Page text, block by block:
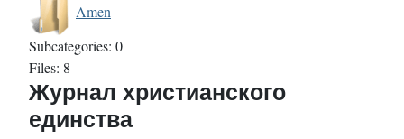
Amen
Subcategories: 0
Files: 8
Журнал христианского
единства